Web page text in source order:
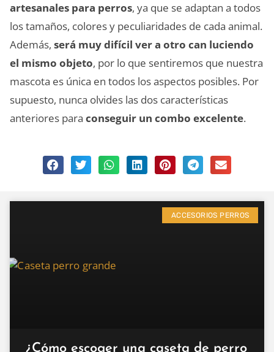
artesanales para perros, ya que se adaptan a todos
los tamaños, colores y peculiaridades de cada animal.
Además, será muy difícil ver a otro can luciendo
el mismo objeto, por lo que sentiremos que nuestra
mascota es única en todos los aspectos posibles. Por
supuesto, nunca olvides las dos características
anteriores para conseguir un combo excelente.
ACCESORIOS PERROS
¿Cómo escoger una caseta de perro